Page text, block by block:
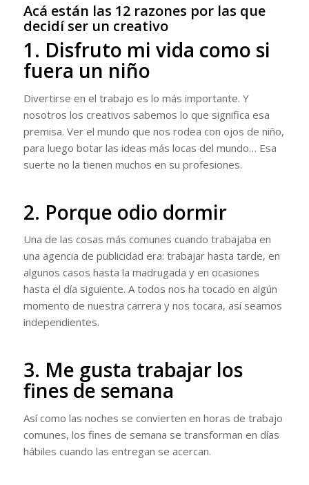
Acá están las 12 razones por las que
decidí ser un creativo
1. Disfruto mi vida como si
fuera un niño
Divertirse en el trabajo es lo más importante. Y
nosotros los creativos sabemos lo que significa esa
premisa. Ver el mundo que nos rodea con ojos de niño,
para luego botar las ideas más locas del mundo… Esa
suerte no la tienen muchos en su profesiones.
2. Porque odio dormir
Una de las cosas más comunes cuando trabajaba en
una agencia de publicidad era: trabajar hasta tarde, en
algunos casos hasta la madrugada y en ocasiones
hasta el día siguiente. A todos nos ha tocado en algún
momento de nuestra carrera y nos tocara, así seamos
independientes.
3. Me gusta trabajar los
fines de semana
Así como las noches se convierten en horas de trabajo
comunes, los fines de semana se transforman en días
hábiles cuando las entregan se acercan.